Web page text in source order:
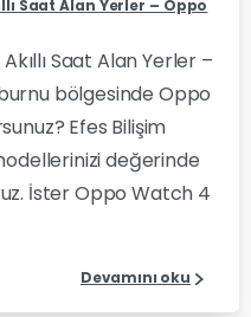
Saat Alan Yerler – Oppo
Saat Alan Yerler –
bölgesinde Oppo
Efes Bilişim
değerinde
İster Oppo Watch 4
Devamını oku